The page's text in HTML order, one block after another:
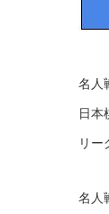
名人
日本
リー
名人